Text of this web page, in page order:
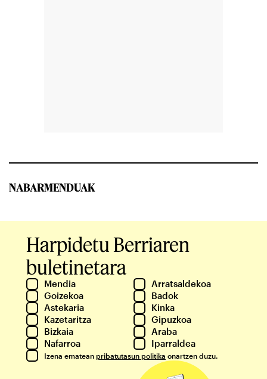
NABARMENDUAK
Harpidetu Berriaren
buletinetara
Mendia
Arratsaldekoa
Goizekoa
Badok
Astekaria
Kinka
Kazetaritza
Gipuzkoa
Bizkaia
Araba
Nafarroa
Iparraldea
Izena ematean pribatutasun politika onartzen duzu.